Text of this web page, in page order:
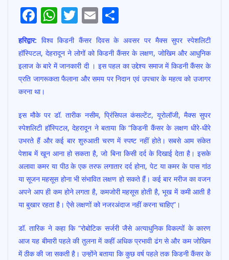
F
ac
e
b
o
o
k
W
h
at
s
A
p
T
w
itt
er
E
m
ai
l
ar
e
हरिद्वार: विश्व किडनी कैंसर दिवस के अवसर पर मैक्स सुपर स्पेशलिटी
हॉस्पिटल, देहरादून ने लोगों को किडनी कैंसर के लक्षण, जोखिम और आधुनिक
इलाज के बारे में जानकारी दी । इस पहल का उद्देश्य समाज में किडनी कैंसर के
प्रति जागरूकता फैलाना और समय पर निदान एवं उपचार के महत्व को उजागर
करना था।
इस मौके पर डॉ. तारीक नसीम, प्रिंसिपल कंसल्टेंट, यूरोलॉजी, मैक्स सुपर
स्पेशलिटी हॉस्पिटल, देहरादून ने बताया कि “किडनी कैंसर के लक्षण धीरे-धीरे
उभरते हैं और कई बार शुरुआती चरण में स्पष्ट नहीं होते। सबसे आम संकेत
पेशाब में खून आना हो सकता है, जो बिना किसी दर्द के दिखाई देता है। इसके
अलावा कमर या पीठ के एक तरफ लगातार दर्द होना, पेट या कमर के पास गांठ
या सूजन महसूस होना भी संभावित लक्षण हो सकते हैं। कई बार मरीज का वजन
अपने आप ही कम होने लगता है, कमजोरी महसूस होती है, भूख में कमी आती है
या बुखार रहता है। ऐसे लक्षणों को नजरअंदाज नहीं करना चाहिए”।
डॉ. तारिक ने कहा कि “रोबोटिक सर्जरी जैसे अत्याधुनिक विकल्पों के कारण
आज यह बीमारी पहले की तुलना में कहीं अधिक प्रभावी ढंग से और कम जोखिम
में ठीक की जा सकती है। उन्होंने बताया कि कुछ वर्ष पहले तक किडनी कैंसर के